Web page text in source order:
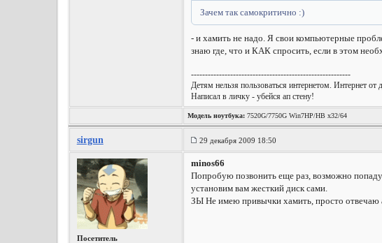
Зачем так самокритично :)
- и хамить не надо. Я свои компьютерные
знаю где, что и КАК спросить, если в этом
---------------------------------------------------------
Детям нельзя пользоваться интернетом. Интернет от
Написал в личку - убейся ап стену!
Модель ноутбука:7520G/7750G Win7HP/HB x32/64
sirgun 29 декабря 2009 18:50
Посетитель
minos66
Попробую позвонить еще раз, возможно
установим вам жесткий диск сами.
ЗЫ Не имею привычки хамить, просто отвечаю